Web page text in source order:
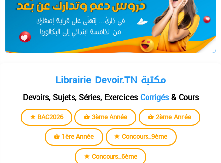
Librairie Devoir.TN مكتبة
Devoirs, Sujets, Séries, ExercicesCorrigés& Cours
BAC2026 3ème Année
2ème Année
1ère Année
Concours_9ème
Concours_6ème